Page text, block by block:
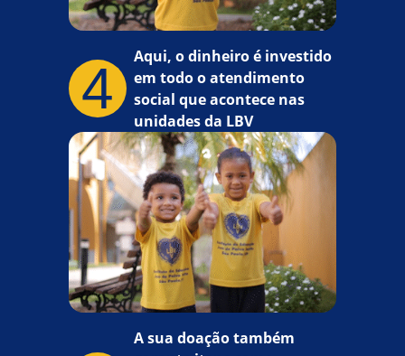
4
Aqui, o dinheiro é investido
em todo o atendimento
social que acontece nas
unidades da LBV
A sua doação também